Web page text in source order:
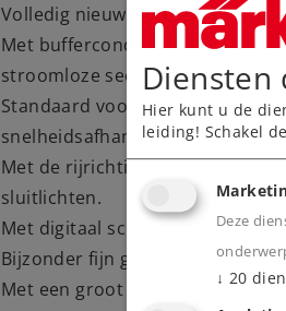
Volledig nieuw ontworpen
Met buffercondensator voor het
stroomloze secties.
Standaard voorzien van
snelheidsafhankelijke
Met de rijrichting wisselend
sluitlichten.
Met digitaal schakelbare
Bijzonder fijn gedetailleerd
Met een groot aantal los
Diensten
Hier kunt u de
leiding! Schakel
Deze
↓ 20